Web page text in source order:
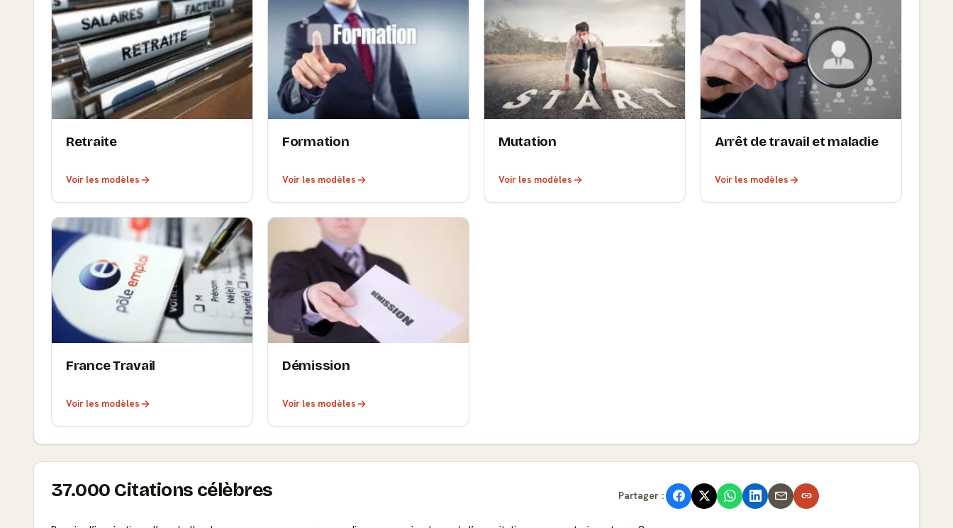
Retraite
Voir les modèles
Formation
Voir les modèles
Mutation
Voir les modèles
Arrêt de travail et maladie
Voir les modèles
France Travail
Voir les modèles
Démission
Voir les modèles
37.000 Citations célèbres Partager :